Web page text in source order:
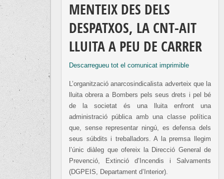
MENTEIX DES DELS
DESPATXOS, LA CNT-AIT
LLUITA A PEU DE CARRER
Descarregueu tot el comunicat imprimible
L’organització anarcosindicalista adverteix que la
lluita obrera a Bombers pels seus drets i pel bé
de la societat és una lluita enfront una
administració pública amb una classe política
que, sense representar ningú, es defensa dels
seus súbdits i treballadors. A la premsa llegim
l’únic diàleg que ofereix la Direcció General de
Prevenció, Extinció d’Incendis i Salvaments
(DGPEIS, Departament d’Interior).